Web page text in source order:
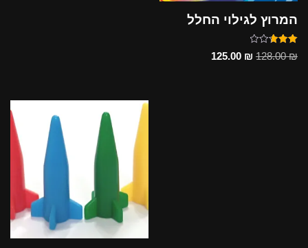
המרוץ לגילוי החלל
דורג
5.00
128.00₪
125.00 ₪